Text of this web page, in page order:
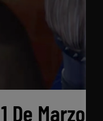
Marzo